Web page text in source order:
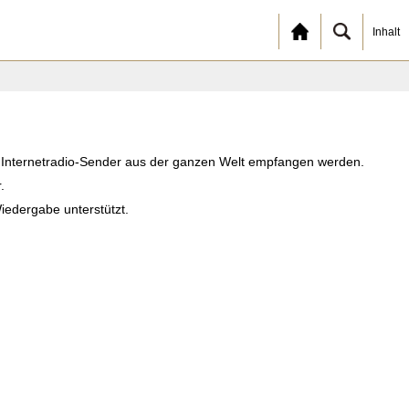
Inhalt
Sender aus der ganzen Welt empfangen werden.
unterstützt.